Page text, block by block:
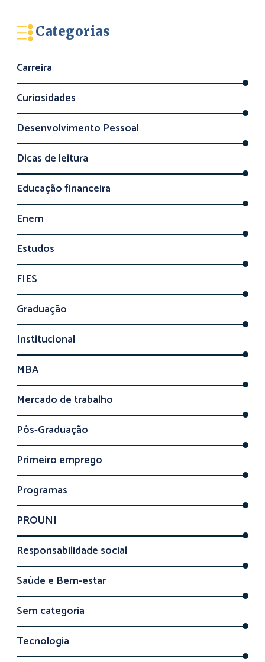
Categorias
Carreira
Curiosidades
Desenvolvimento Pessoal
Dicas de leitura
Educação financeira
Enem
Estudos
FIES
Graduação
Institucional
MBA
Mercado de trabalho
Pós-Graduação
Primeiro emprego
Programas
PROUNI
Responsabilidade social
Saúde e Bem-estar
Sem categoria
Tecnologia